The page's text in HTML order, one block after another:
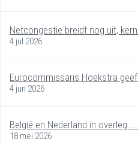
Netcongestie breidt nog uit,
4 jul 2026
Eurocommissaris Hoekstra
4 jun 2026
België en Nederland in overleg…...
18 mei 2026